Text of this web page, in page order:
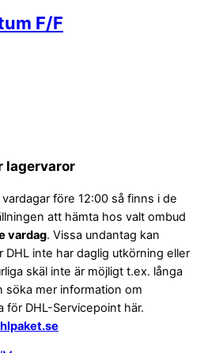
F/F
lagervaror
före 12:00 så finns i de
att hämta hos valt ombud
vardag. Vissa undantag kan
DHL inte har daglig utkörning eller
skäl inte är möjligt t.ex. långa
söka mer information om
för DHL-Servicepoint här.